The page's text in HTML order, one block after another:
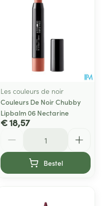
Les couleurs de noir
Couleurs De Noir Chubby
Lipbalm 06 Nectarine
€ 18,57
Bestel